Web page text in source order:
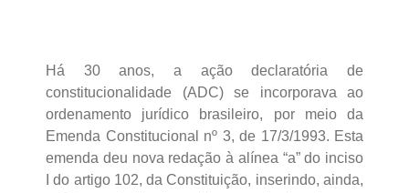
Há 30 anos, a ação declaratória de
constitucionalidade (ADC) se incorporava ao
ordenamento jurídico brasileiro, por meio da
Emenda Constitucional nº 3, de 17/3/1993. Esta
emenda deu nova redação à alínea “a” do inciso
I do artigo 102, da Constituição, inserindo, ainda,